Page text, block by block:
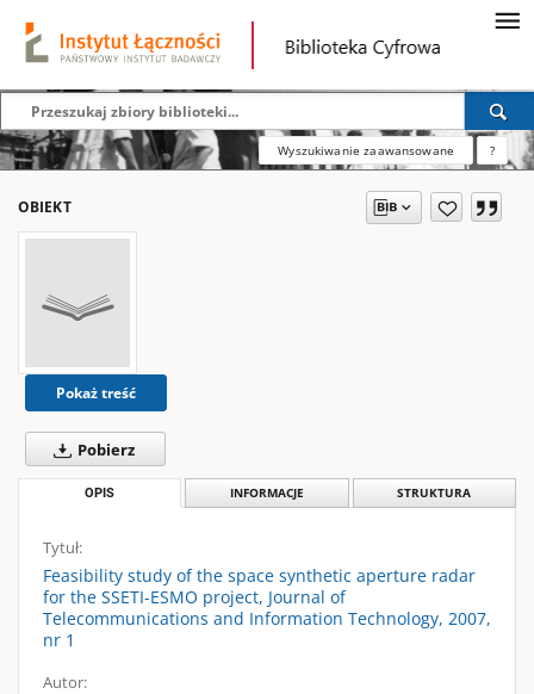
Wyszukiwanie zaawansowane ?
OBIEKT
Pokaż treść
Pobierz
OPIS INFORMACJE STRUKTURA
Tytuł:
Feasibility study of the space synthetic aperture radar
for the SSETI-ESMO project, Journal of
Telecommunications and Information Technology, 2007,
nr 1
Autor: